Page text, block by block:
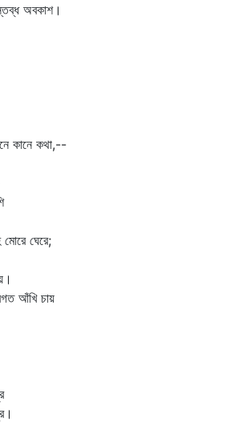
অবকাশ।
কানে কথা,--
মোরে ঘেরে;
আঁখি চায়